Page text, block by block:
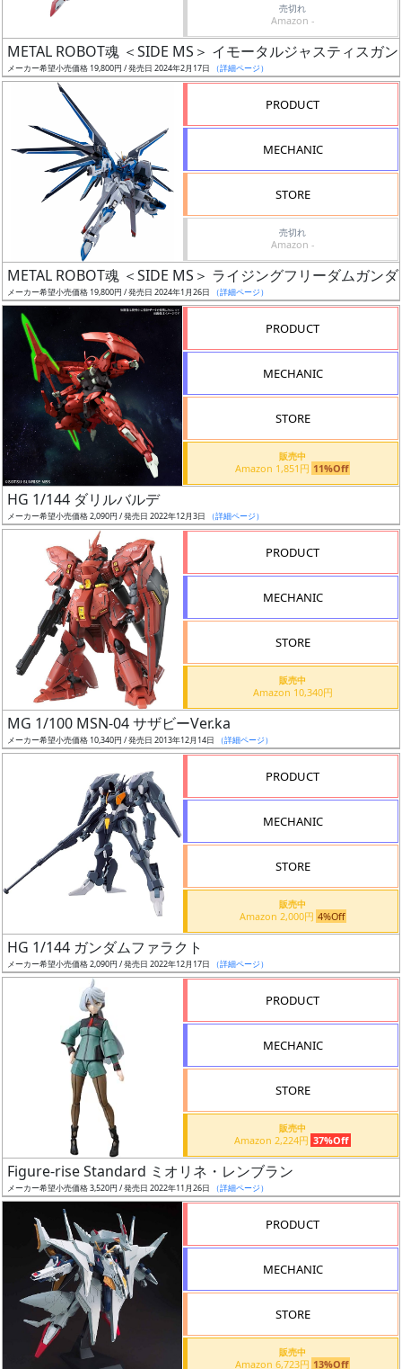
フ
リ
ド
グ
レ
ス
ケ
ー
ル
シ
ー
ズ・
況
売
抽
選
復
売切れ
Amazon -
METAL ROBOT魂 ＜SIDE MS＞ イモータルジャスティスガ
メーカー希望小売価格 19,800円 / 発売日 2024年2月17日 （詳細ページ）
PRODUCT
MECHANIC
STORE
売切れ
Amazon -
METAL ROBOT魂 ＜SIDE MS＞ ライジングフリーダムガン
メーカー希望小売価格 19,800円 / 発売日 2024年1月26日 （詳細ページ）
PRODUCT
MECHANIC
STORE
販売中
Amazon 1,851円 11%Off
HG 1/144 ダリルバルデ
メーカー希望小売価格 2,090円 / 発売日 2022年12月3日 （詳細ページ）
PRODUCT
MECHANIC
STORE
販売中
Amazon 10,340円
MG 1/100 MSN-04 サザビーVer.ka
メーカー希望小売価格 10,340円 / 発売日 2013年12月14日 （詳細ページ）
PRODUCT
MECHANIC
STORE
販売中
Amazon 2,000円 4%Off
HG 1/144 ガンダムファラクト
メーカー希望小売価格 2,090円 / 発売日 2022年12月17日 （詳細ページ）
PRODUCT
MECHANIC
STORE
販売中
Amazon 2,224円 37%Off
Figure-rise Standard ミオリネ・レンブラン
メーカー希望小売価格 3,520円 / 発売日 2022年11月26日 （詳細ページ）
PRODUCT
MECHANIC
STORE
販売中
Amazon 6,723円 13%Off